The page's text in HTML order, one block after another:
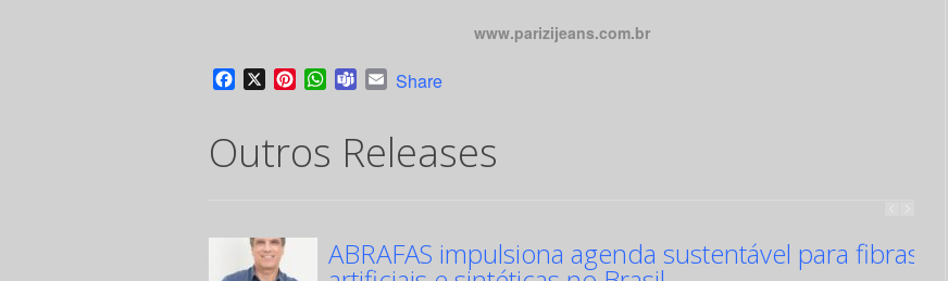
www.parizijeans.com.br
Facebook
X PinterestWhatsApp
TeamsEmail
Share
Outros Releases
ABRAFAS impulsiona agenda sustentável para fibras